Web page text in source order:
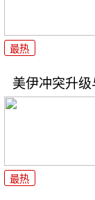
最热
美伊冲突升
最热